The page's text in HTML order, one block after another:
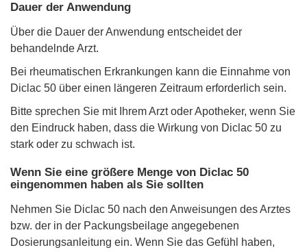
Dauer der Anwendung
Über die Dauer der Anwendung entscheidet der
behandelnde Arzt.
Bei rheumatischen Erkrankungen kann die Einnahme von
Diclac 50 über einen längeren Zeitraum erforderlich sein.
Bitte sprechen Sie mit Ihrem Arzt oder Apotheker, wenn Sie
den Eindruck haben, dass die Wirkung von Diclac 50 zu
stark oder zu schwach ist.
Wenn Sie eine größere Menge von Diclac 50
eingenommen haben als Sie sollten
Nehmen Sie Diclac 50 nach den Anweisungen des Arztes
bzw. der in der Packungsbeilage angegebenen
Dosierungsanleitung ein. Wenn Sie das Gefühl haben,